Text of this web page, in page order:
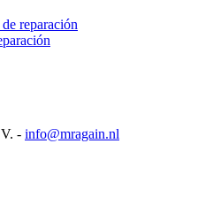
reparación
- info@mragain.nl